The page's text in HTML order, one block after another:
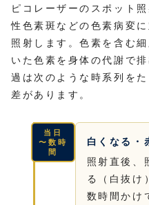
ピコレーザーのスポット
性色素斑などの色素病変
照射します。色素を含む
いた色素を身体の代謝で
過は次のような時系列を
差があります。
当日
〜数時
間
白くなる・
照射直後、
る（白抜け
数時間かけ